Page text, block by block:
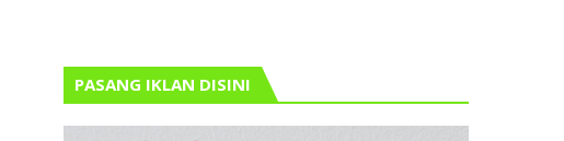
PASANG IKLAN DISINI